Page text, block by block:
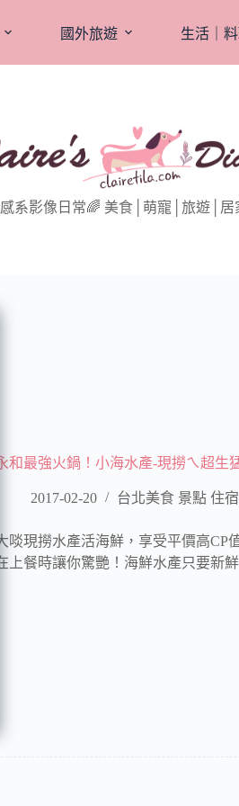
國外旅遊 生活｜
系影像日常🌈 美食│萌寵│旅遊│居
和最強火鍋！小海水產-現撈ㄟ超生
2017-02-20 台北美食 景點 住宿
啖現撈水產活海鮮，享受平價高CP
上餐時讓你驚艷！海鮮水產只要新